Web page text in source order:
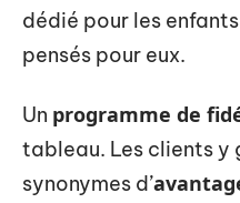
dédié pour les
pensés pour eux.
Un programme de
tableau. Les clients y
synonymes d’